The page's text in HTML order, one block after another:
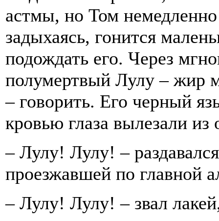
астмы, но Том
задыхаясь, гонится
подождать его. Через
полумертвый Лулу – жир
– говорить. Его черный
кровью глаза вылезали
– Лулу! Лулу! –
проезжавшей по главной
– Лулу! Лулу! – звал